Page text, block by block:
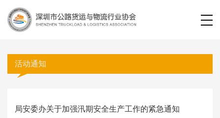
活动通知
局安委办关于加强汛期安全生产工作的紧急通知